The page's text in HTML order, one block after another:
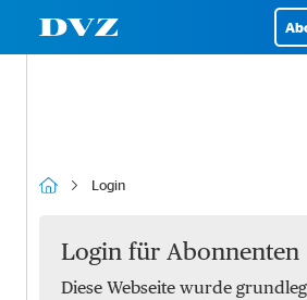
Login
Login für Abonnenten
Diese Webseite wurde